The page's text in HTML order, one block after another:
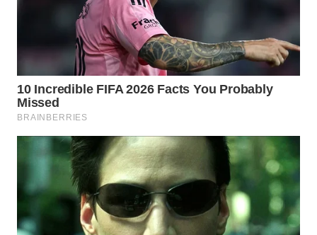
INDRAMAYU
KUNINGAN
WN
SUBANG